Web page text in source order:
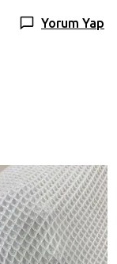
Yorum Yap